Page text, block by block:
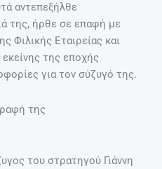
αντεπεξήλθε
της, ήρθε σε επαφή με
Φιλικής Εταιρείας και
της εποχής
για τον σύζυγό της.
της
του στρατηγού Γιάννη